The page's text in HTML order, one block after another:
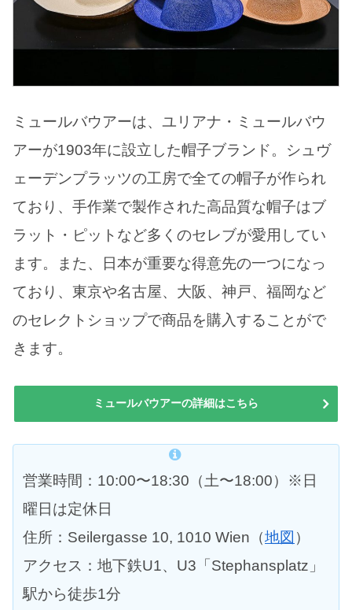
ミュールバウアーは、ユリアナ・ミュールバウ
アーが1903年に設立した帽子ブランド。シュヴ
ェーデンプラッツの工房で全ての帽子が作られ
ており、手作業で製作された高品質な帽子はブ
ラット・ピットなど多くのセレブが愛用してい
ます。また、日本が重要な得意先の一つになっ
ており、東京や名古屋、大阪、神戸、福岡など
のセレクトショップで商品を購入することがで
きます。
ミュールバウアーの詳細はこちら
営業時間：10:00〜18:30（土〜18:00）※日
曜日は定休日
住所：Seilergasse 10, 1010 Wien（地図 ）
アクセス：地下鉄U1、U3「Stephansplatz」
駅から徒歩1分